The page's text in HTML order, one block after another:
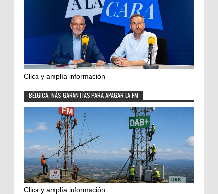
Clica y amplía información
BÉLGICA, MÁS GARANTÍAS PARA APAGAR LA FM
Clica y amplía información